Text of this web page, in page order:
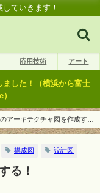
ていきます！
応用技術 アート
ました！（横浜から富士
アーキテクチャ図を作成す
構成図 設計図
る！